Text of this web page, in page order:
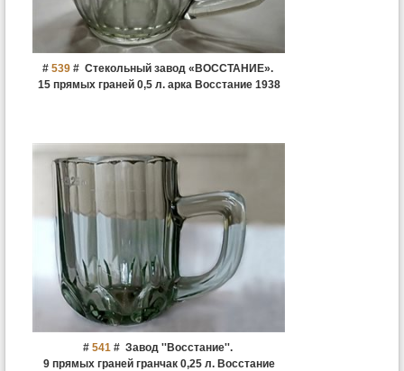
# 539# Стекольный завод «ВОССТАНИЕ».
15 прямых граней 0,5 л. арка Восстание 1938
# 541# Завод ''Восстание''.
9 прямых граней гранчак 0,25 л. Восстание